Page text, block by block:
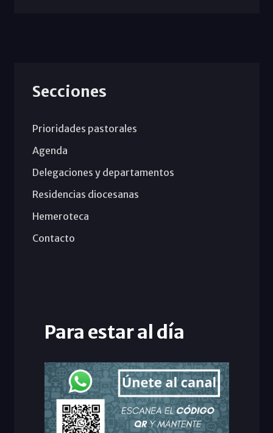
Secciones
Prioridades pastorales
Agenda
Delegaciones y departamentos
Residencias diocesanas
Hemeroteca
Contacto
Para estar al día